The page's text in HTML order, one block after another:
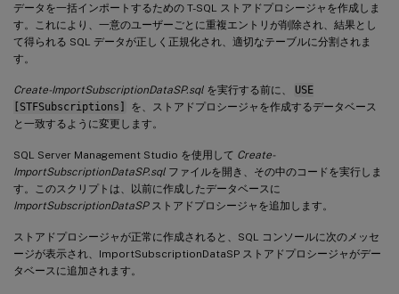
データを一括インポートするための T-SQL ストアドプロシージャを作成しま
す。これにより、一意のユーザーごとに重複エントリが削除され、結果とし
て得られる SQL データが正しく正規化され、適切なテーブルに分割されま
す。
Create-ImportSubscriptionDataSP.sql を実行する前に、
USE
[STFSubscriptions]
を、ストアドプロシージャを作成するデータベース
と一致するように変更します。
SQL Server Management Studio を使用して Create-
ImportSubscriptionDataSP.sql ファイルを開き、その中のコードを実行しま
す。このスクリプトは、以前に作成したデータベースに
ImportSubscriptionDataSPストアドプロシージャを追加します。
ストアドプロシージャが正常に作成されると、SQL コンソールに次のメッセ
ージが表示され、ImportSubscriptionDataSP ストアドプロシージャがデー
タベースに追加されます。